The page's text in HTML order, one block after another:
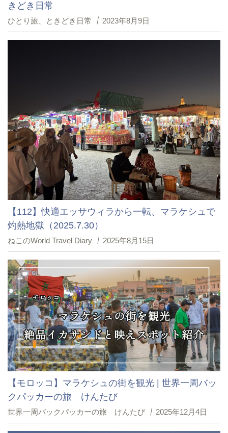
きどき日常
ひとり旅、ときどき日常 2023年8月9日
【112】快適エッサウィラから一転、マラケシュで
灼熱地獄（2025.7.30）
ねこのWorld Travel Diary 2025年8月15日
【モロッコ】マラケシュの街を観光 | 世界一周バッ
クパッカーの旅 けんたび
世界一周バックパッカーの旅 けんたび 2025年12月4日